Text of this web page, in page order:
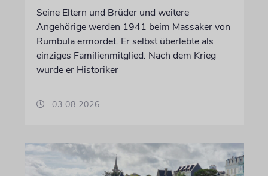
Seine Eltern und Brüder und weitere
Angehörige werden 1941 beim Massaker von
Rumbula ermordet. Er selbst überlebte als
einziges Familienmitglied. Nach dem Krieg
wurde er Historiker
03.08.2026